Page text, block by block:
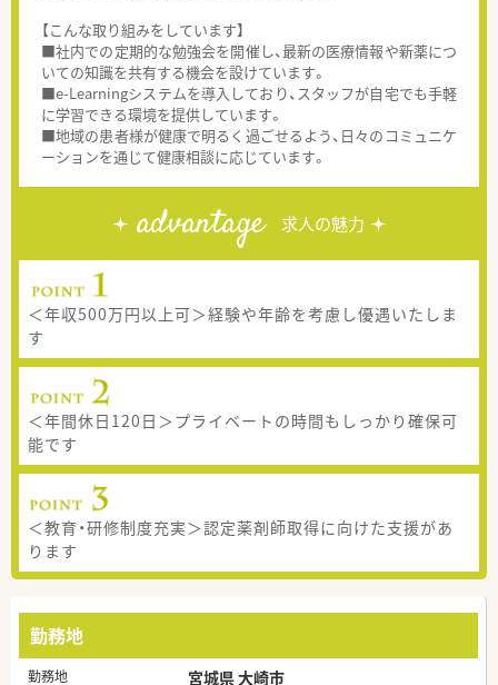
【こんな取り組みをしています】
■社内での定期的な勉強会を開催し、最新の医療情報や新薬につ
いての知識を共有する機会を設けています。
■e-Learningシステムを導入しており、スタッフが自宅でも手軽
に学習できる環境を提供しています。
■地域の患者様が健康で明るく過ごせるよう、日々のコミュニケ
ーションを通じて健康相談に応じています。
advantage 求人の魅力
＜年収500万円以上可＞経験や年齢を考慮し優遇いたしま
す
＜年間休日120日＞プライベートの時間もしっかり確保可
能です
＜教育・研修制度充実＞認定薬剤師取得に向けた支援があ
ります
勤務地
勤務地 宮城県 大崎市